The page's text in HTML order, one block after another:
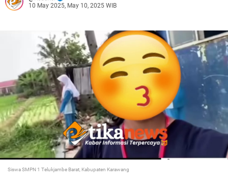
10 May 2025, May 10, 2025 WIB
Siswa SMPN 1 Telukjambe Barat, Kabupaten Karawang